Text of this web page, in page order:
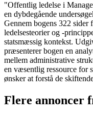
"Offentlig ledelse i
en dybdegående
Gennem bogens 322
ledelsesteorier og -
statsmæssig kontekst.
præsenterer bogen en
mellem administrative
en væsentlig ressource for
ønsker at forstå de
Flere annoncer